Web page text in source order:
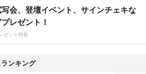
会、登壇イベント、サインチェキな
レゼント！
ゼント特集
ンキング